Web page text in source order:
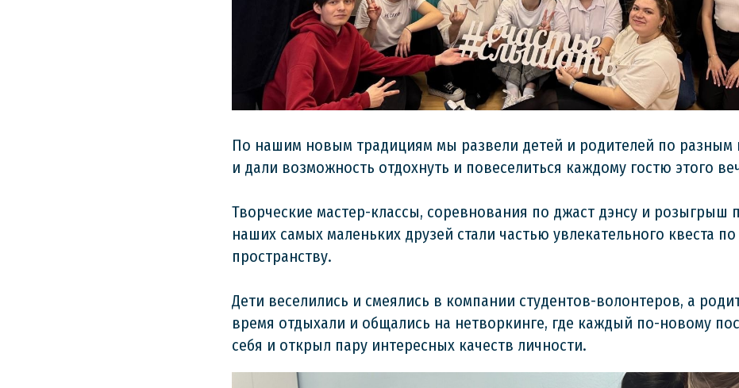
По нашим новым традициям мы развели детей и родителей по разным
и дали возможность отдохнуть и повеселиться каждому гостю этого
Творческие мастер-классы, соревнования по джаст дэнсу и розыгрыш
наших самых маленьких друзей стали частью увлекательного квеста
пространству.
Дети веселились и смеялись в компании студентов-волонтеров, а
время отдыхали и общались на нетворкинге, где каждый по-новому
себя и открыл пару интересных качеств личности.